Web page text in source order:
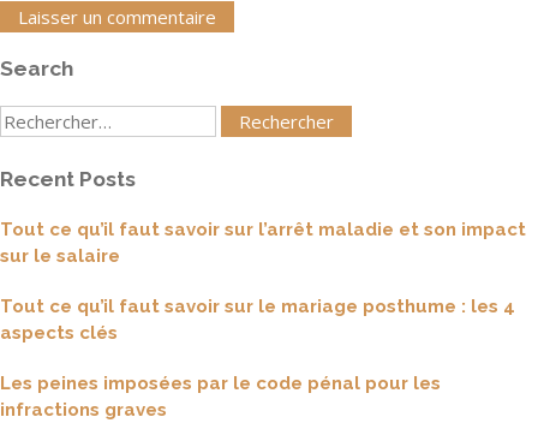
Search
Rechercher
:
Recent Posts
Tout ce qu’il faut savoir sur l’arrêt maladie et son impact
sur le salaire
Tout ce qu’il faut savoir sur le mariage posthume : les 4
aspects clés
Les peines imposées par le code pénal pour les
infractions graves